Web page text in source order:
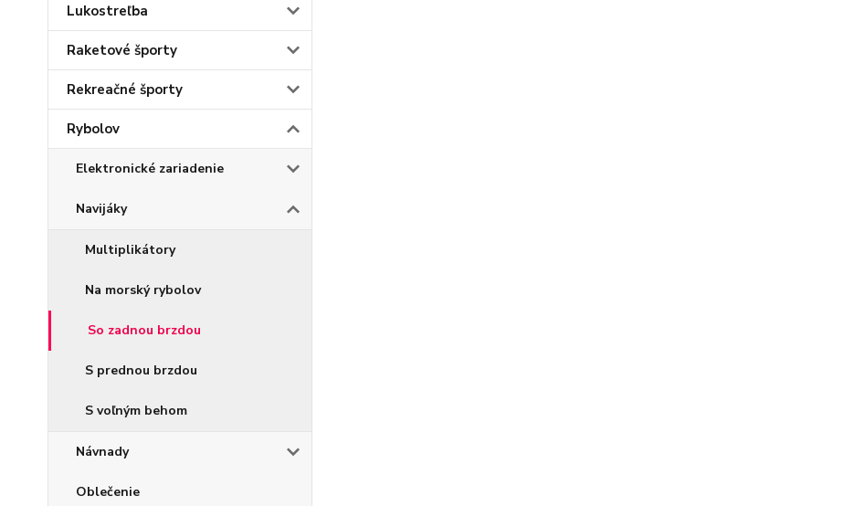
Lukostreľba
Raketové športy
Rekreačné športy
Rybolov
Elektronické zariadenie
Navijáky
Multiplikátory
Na morský rybolov
So zadnou brzdou
S prednou brzdou
S voľným behom
Návnady
Oblečenie